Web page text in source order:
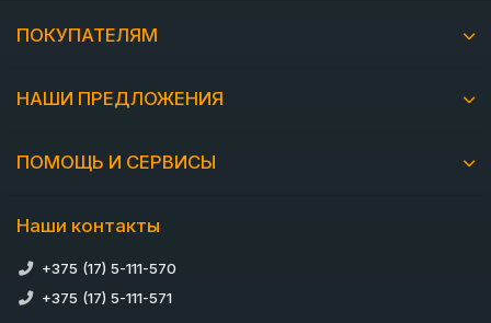
ПОКУПАТЕЛЯМ
НАШИ ПРЕДЛОЖЕНИЯ
ПОМОЩЬ И СЕРВИСЫ
Наши контакты
+375 (17) 5-111-570
+375 (17) 5-111-571